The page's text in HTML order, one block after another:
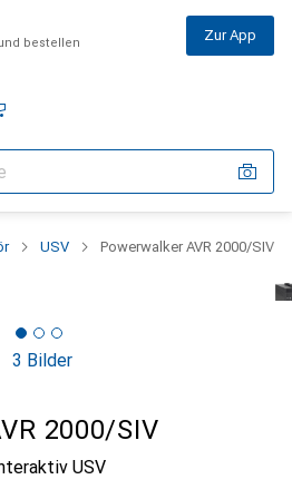
bestellen Zur App
USV Powerwalker AVR 2000/SIV
3 Bilder
2000/SIV
USV